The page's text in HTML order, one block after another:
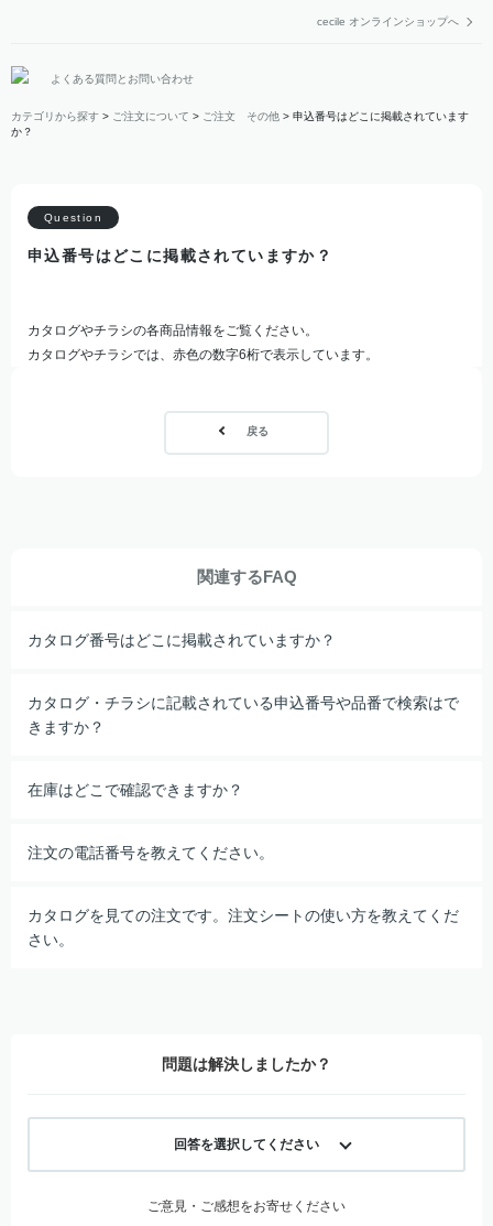
cecile オンラインショップへ
よくある質問とお問い合わせ
カテゴリから探す > ご注文について > ご注文 その他 > 申込番号はどこに掲載されています
か？
申込番号はどこに掲載されていますか？
カタログやチラシの各商品情報をご覧ください。
カタログやチラシでは、赤色の数字6桁で表示しています。
戻る
関連するFAQ
カタログ番号はどこに掲載されていますか？
カタログ・チラシに記載されている申込番号や品番で検索はで
きますか？
在庫はどこで確認できますか？
注文の電話番号を教えてください。
カタログを見ての注文です。注文シートの使い方を教えてくだ
さい。
問題は解決しましたか？
回答を選択してください
ご意見・ご感想をお寄せください